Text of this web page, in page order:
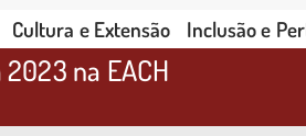
Cultura e Extensão Inclusão e
na EACH